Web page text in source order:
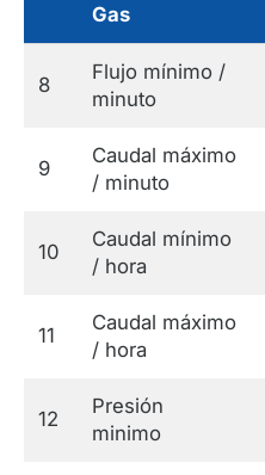
Gas
8
Flujo mínimo /
minuto
9
Caudal máximo
/ minuto
10
Caudal mínimo
/ hora
11
Caudal máximo
/ hora
12
Presión
minimo